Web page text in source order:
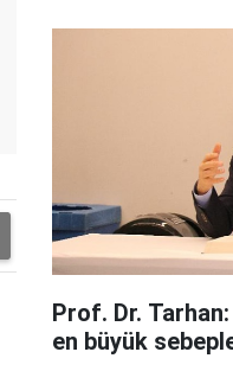
Prof. Dr.
en büyük